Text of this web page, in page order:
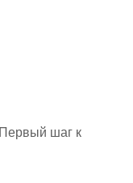
шаг к